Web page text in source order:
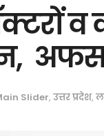
व
Slider, उत्तर प्रदेश,